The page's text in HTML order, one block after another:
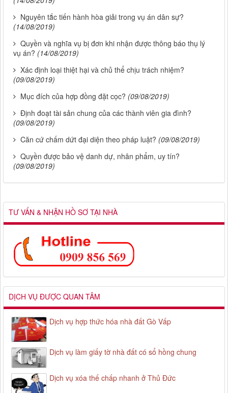
Nguyên tắc tiến hành hòa giải trong vụ án dân sự?
(14/08/2019)
Quyền và nghĩa vụ bị đơn khi nhận được thông báo thụ lý
vụ án? (14/08/2019)
Xác định loại thiệt hại và chủ thể chịu trách nhiệm?
(09/08/2019)
Mục đích của hợp đồng đặt cọc? (09/08/2019)
Định đoạt tài sản chung của các thành viên gia đình?
(09/08/2019)
Căn cứ chấm dứt đại diện theo pháp luật? (09/08/2019)
Quyền được bảo vệ danh dự, nhân phẩm, uy tín?
(09/08/2019)
TƯ VẤN & NHẬN HỒ SƠ TẠI NHÀ
DỊCH VỤ ĐƯỢC QUAN TÂM
Dịch vụ hợp thức hóa nhà đất Gò Vấp
Dịch vụ làm giấy tờ nhà đất có sổ hồng chung
Dịch vụ xóa thế chấp nhanh ở Thủ Đức